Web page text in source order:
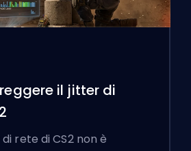
il jitter di
di rete di CS2 non è